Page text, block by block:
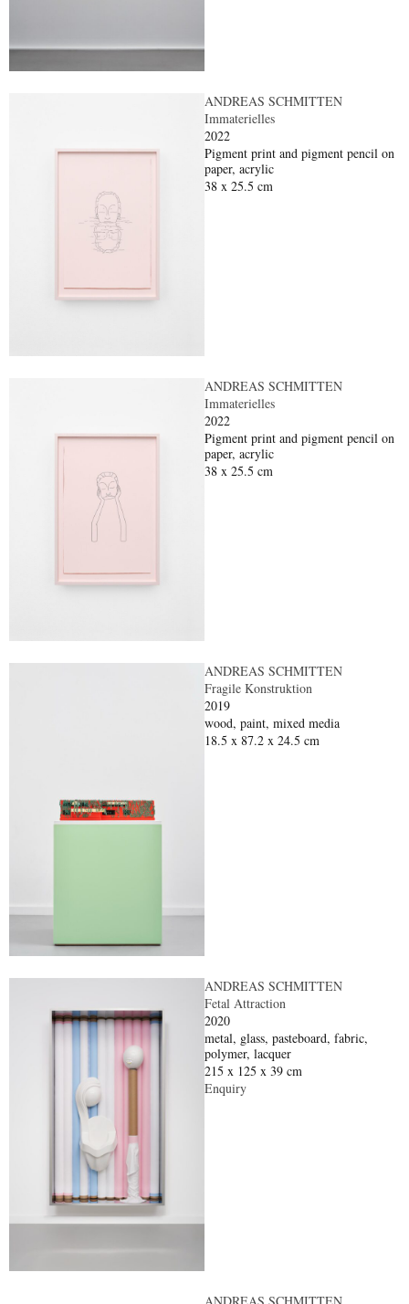
ANDREAS SCHMITTEN
Immaterielles
2022
Pigment print and pigment pencil on
paper, acrylic
38 x 25.5 cm
ANDREAS SCHMITTEN
Immaterielles
2022
Pigment print and pigment pencil on
paper, acrylic
38 x 25.5 cm
ANDREAS SCHMITTEN
Fragile Konstruktion
2019
wood, paint, mixed media
18.5 x 87.2 x 24.5 cm
ANDREAS SCHMITTEN
Fetal Attraction
2020
metal, glass, pasteboard, fabric,
polymer, lacquer
215 x 125 x 39 cm
Enquiry